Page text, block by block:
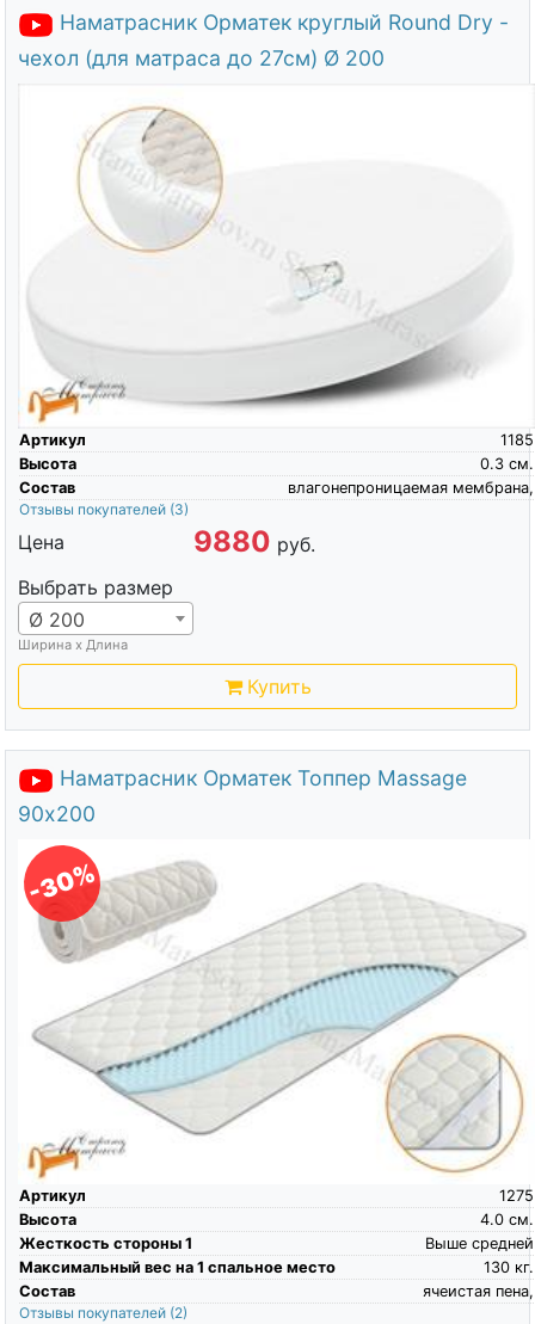
Наматрасник Орматек круглый Round Dry -
чехол (для матраса до 27см) Ø 200
Артикул
1185
Высота
см.
0.3
Состав
влагонепроницаемая мембрана,
Отзывы покупателей (3)
Цена 9880 руб.
Выбрать размер
Ø 200
Ширина х Длина
Купить
Наматрасник Орматек Топпер Massage
90х200
-30%
Артикул
1275
Высота
см.
4.0
Жесткость стороны 1
Выше средней
Максимальный вес на 1 спальное место
кг.
130
Состав
ячеистая пена,
Отзывы покупателей (2)